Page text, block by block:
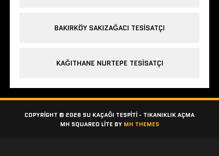
BAKIRKÖY SAKIZAĞACI TESISATÇI
KAĞITHANE NURTEPE TESISATÇI
COPYRIGHT © 2026 SU KAÇAĞI TESPITI - TIKANIKLIK AÇMA
MH SQUARED LITE BY MH THEMES